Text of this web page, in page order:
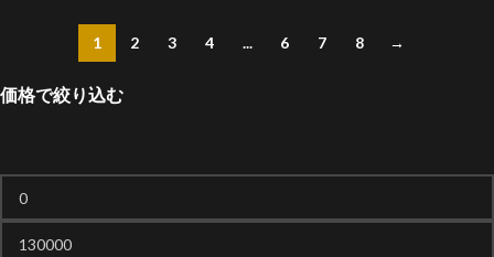
価格で絞り込む
1 2 3 4 ... 6 7 8 →